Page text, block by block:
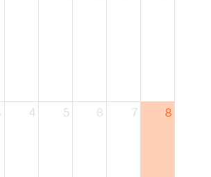
4 5 6 7 8